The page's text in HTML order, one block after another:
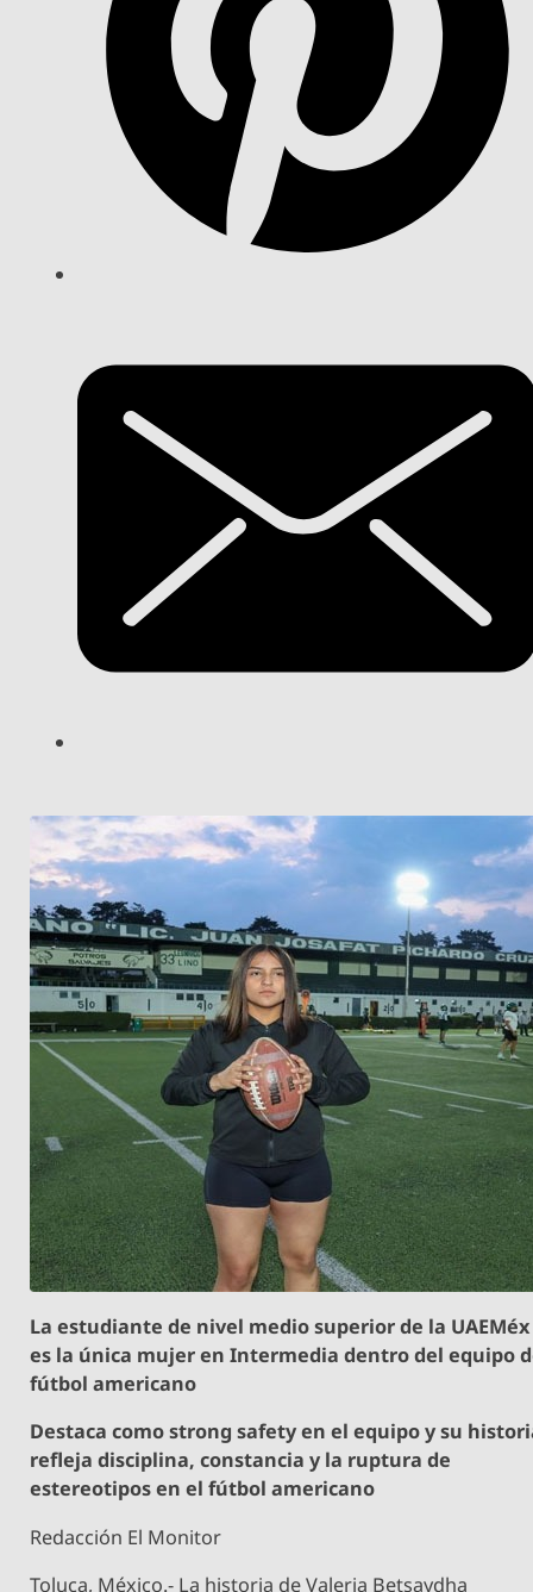
La estudiante de nivel medio superior de la UAEMéx
es la única mujer en Intermedia dentro del equipo
fútbol americano
Destaca como strong safety en el equipo y su
refleja disciplina, constancia y la ruptura de
estereotipos en el fútbol americano
Redacción El Monitor
Toluca, México.- La historia de Valeria Betsaydha